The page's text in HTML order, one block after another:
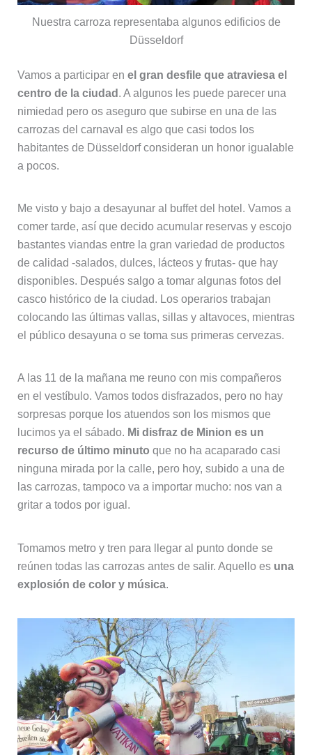
Nuestra carroza representaba algunos edificios de
Düsseldorf
Vamos a participar en el gran desfile que atraviesa el
centro de la ciudad . A algunos les puede parecer una
nimiedad pero os aseguro que subirse en una de las
carrozas del carnaval es algo que casi todos los
habitantes de Düsseldorf consideran un honor igualable
a pocos.
Me visto y bajo a desayunar al buffet del hotel. Vamos a
comer tarde, así que decido acumular reservas y escojo
bastantes viandas entre la gran variedad de productos
de calidad -salados, dulces, lácteos y frutas- que hay
disponibles. Después salgo a tomar algunas fotos del
casco histórico de la ciudad. Los operarios trabajan
colocando las últimas vallas, sillas y altavoces, mientras
el público desayuna o se toma sus primeras cervezas.
A las 11 de la mañana me reuno con mis compañeros
en el vestíbulo. Vamos todos disfrazados, pero no hay
sorpresas porque los atuendos son los mismos que
lucimos ya el sábado. Mi disfraz de Minion es un
recurso de último minuto que no ha acaparado casi
ninguna mirada por la calle, pero hoy, subido a una de
las carrozas, tampoco va a importar mucho: nos van a
gritar a todos por igual.
Tomamos metro y tren para llegar al punto donde se
reúnen todas las carrozas antes de salir. Aquello es una
explosión de color y música.